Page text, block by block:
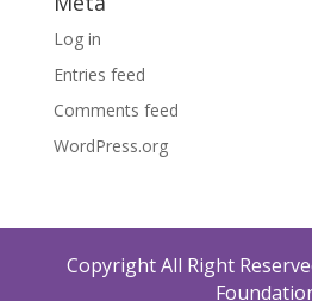
Log in
Entries feed
Comments feed
WordPress.org
Copyright All Right